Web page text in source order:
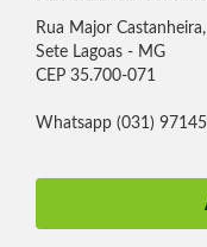
Rua Major
Sete Lagoas - MG
CEP 35.700-071
Whatsapp (031)